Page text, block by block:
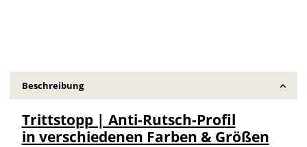
Beschreibung
Trittstopp | Anti-Rutsch-Profil
in verschiedenen Farben & Größen